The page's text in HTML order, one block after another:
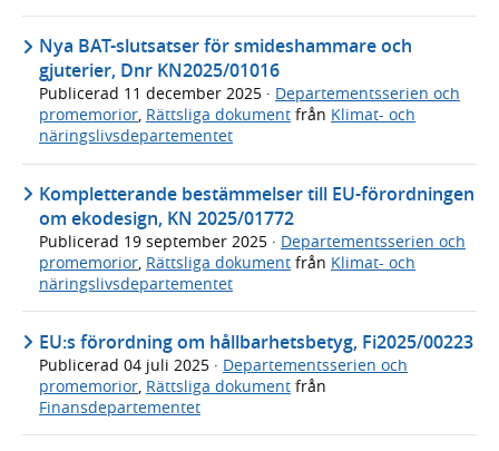
Nya BAT-slutsatser för smideshammare och
gjuterier, Dnr KN2025/01016
Publicerad 11 december 2025 · Departementsserien och
promemorior, Rättsliga dokument från Klimat- och
näringslivsdepartementet
Kompletterande bestämmelser till EU-förordningen
om ekodesign, KN 2025/01772
Publicerad 19 september 2025 · Departementsserien och
promemorior, Rättsliga dokument från Klimat- och
näringslivsdepartementet
EU:s förordning om hållbarhetsbetyg, Fi2025/00223
Publicerad 04 juli 2025 · Departementsserien och
promemorior Rättsliga dokument från
Finansdepartementet